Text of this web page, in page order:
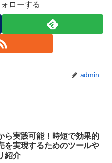
ローする
admin
ら実践可能！時短で効果的
を実現するためのツールや
紹介